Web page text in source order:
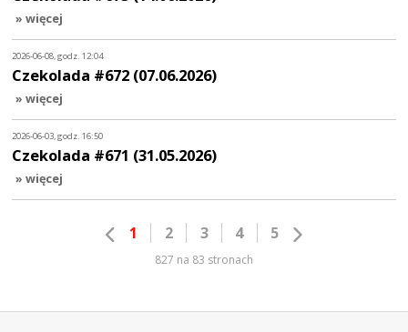
» więcej
2026-06-08, godz. 12:04
Czekolada #672 (07.06.2026)
» więcej
2026-06-03, godz. 16:50
Czekolada #671 (31.05.2026)
» więcej
1 2 3 4 5
827 na 83 stronach